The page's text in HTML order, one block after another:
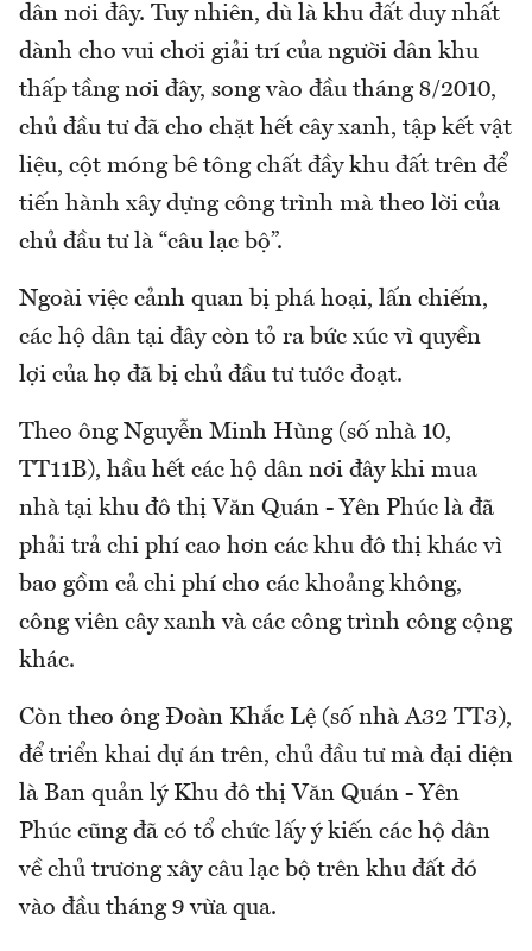
dân nơi đây. Tuy nhiên, dù là khu đất duy nhất
dành cho vui chơi giải trí của người dân khu
thấp tầng nơi đây, song vào đầu tháng 8/2010,
chủ đầu tư đã cho chặt hết cây xanh, tập kết vật
liệu, cột móng bê tông chất đầy khu đất trên để
tiến hành xây dựng công trình mà theo lời của
chủ đầu tư là “câu lạc bộ”.
Ngoài việc cảnh quan bị phá hoại, lấn chiếm,
các hộ dân tại đây còn tỏ ra bức xúc vì quyền
lợi của họ đã bị chủ đầu tư tước đoạt.
Theo ông Nguyễn Minh Hùng (số nhà 10,
TT11B), hầu hết các hộ dân nơi đây khi mua
nhà tại khu đô thị Văn Quán - Yên Phúc là đã
phải trả chi phí cao hơn các khu đô thị khác vì
bao gồm cả chi phí cho các khoảng không,
công viên cây xanh và các công trình công cộng
khác.
Còn theo ông Đoàn Khắc Lệ (số nhà A32 TT3),
để triển khai dự án trên, chủ đầu tư mà đại diện
là Ban quản lý Khu đô thị Văn Quán - Yên
Phúc cũng đã có tổ chức lấy ý kiến các hộ dân
về chủ trương xây câu lạc bộ trên khu đất đó
vào đầu tháng 9 vừa qua.